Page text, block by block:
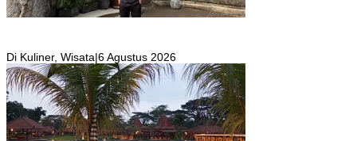
Di Kuliner, Wisata|6 Agustus 2026